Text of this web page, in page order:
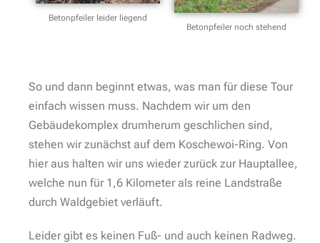
äußert ungläubig aus seinem Geländefahrzeug
schauenden Autofahrer. Aber ja – die Route führt
Rein touristisch betrachtet ist hier also noch gut Spiel
nach oben – ein Shuttlebus würde bestimmt gut
genutzt werden und über einen, wenn auch schmalen
– aber Wanderpfad wäre ich nicht traurig.